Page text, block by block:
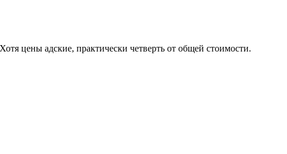
цены адские, практически четверть от общей стоимости.